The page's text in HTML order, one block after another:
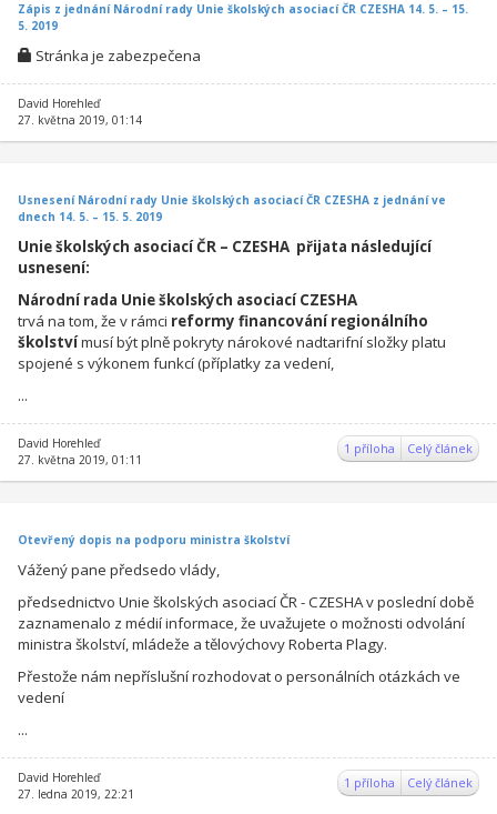
Zápis z jednání Národní rady Unie školských asociací ČR CZESHA 14. 5. – 15.
5. 2019
Stránka je zabezpečena
David Horehleď
27. května 2019, 01:14
Usnesení Národní rady Unie školských asociací ČR CZESHA z jednání ve
dnech 14. 5. – 15. 5. 2019
Unie školských asociací ČR – CZESHA přijata následující
usnesení:
Národní rada Unie školských asociací CZESHA
trvá na tom, že v rámci reformy financování regionálního
školstvímusí být plně pokryty nárokové nadtarifní složky platu
spojené s výkonem funkcí (příplatky za vedení,
...
David Horehleď
27. května 2019, 01:11
1 příloha Celý článek
Otevřený dopis na podporu ministra školství
Vážený pane předsedo vlády,
předsednictvo Unie školských asociací ČR - CZESHA v poslední době
zaznamenalo z médií informace, že uvažujete o možnosti odvolání
ministra školství, mládeže a tělovýchovy Roberta Plagy.
Přestože nám nepříslušní rozhodovat o personálních otázkách ve
vedení
...
David Horehleď
27. ledna 2019, 22:21
1 příloha Celý článek